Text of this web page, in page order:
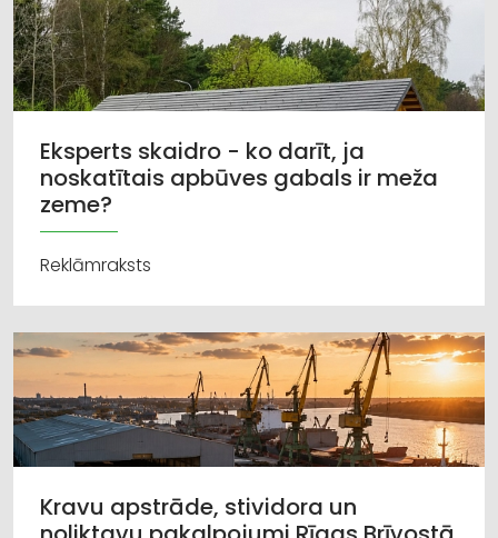
Eksperts skaidro - ko darīt, ja
noskatītais apbūves gabals ir meža
zeme?
Reklāmraksts
Kravu apstrāde, stividora un